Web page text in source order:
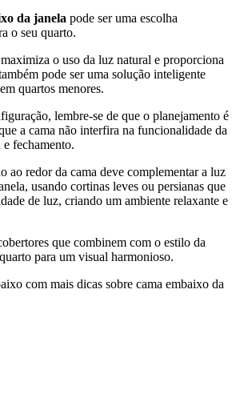
da janela pode ser uma escolha
o seu quarto.
o uso da luz natural e proporciona
pode ser uma solução inteligente
quartos menores.
lembre-se de que o planejamento é
a cama não interfira na funcionalidade da
fechamento.
ao redor da cama deve complementar a luz
usando cortinas leves ou persianas que
de luz, criando um ambiente relaxante e
que combinem com o estilo da
para um visual harmonioso.
com mais dicas sobre cama embaixo da